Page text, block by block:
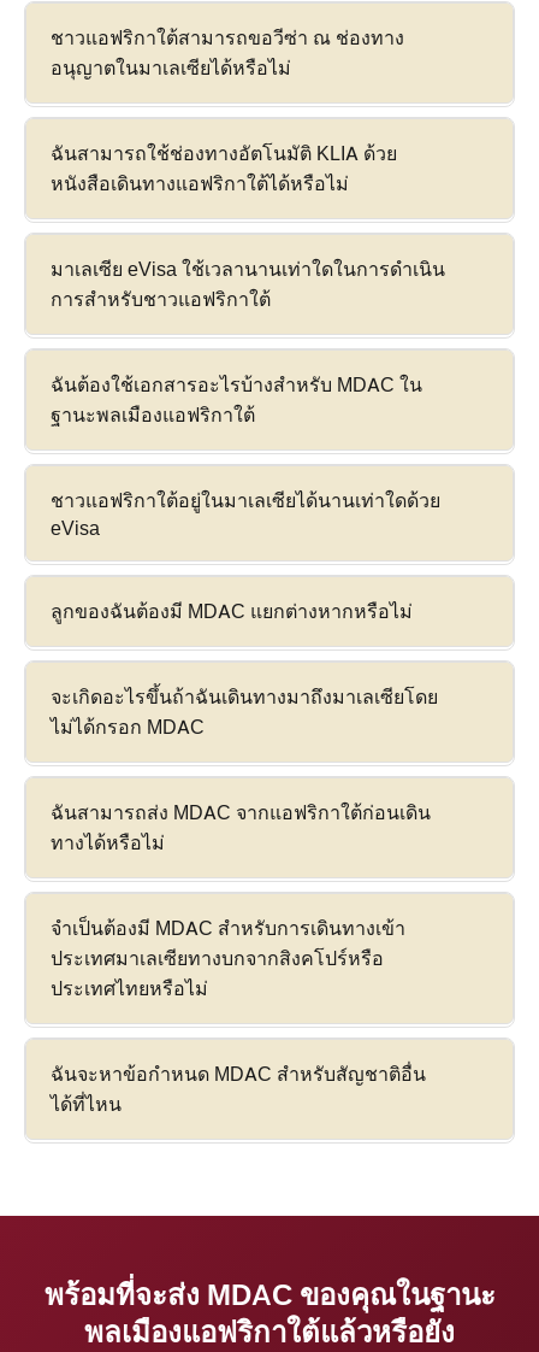
ชาวแอฟริกาใต้สามารถขอวีซ่า ณ ช่องทาง
อนุญาตในมาเลเซียได้หรือไม่
ฉันสามารถใช้ช่องทางอัตโนมัติ KLIA ด้วย
หนังสือเดินทางแอฟริกาใต้ได้หรือไม่
มาเลเซีย eVisa ใช้เวลานานเท่าใดในการดำเนิน
การสำหรับชาวแอฟริกาใต้
ฉันต้องใช้เอกสารอะไรบ้างสำหรับ MDAC ใน
ฐานะพลเมืองแอฟริกาใต้
ชาวแอฟริกาใต้อยู่ในมาเลเซียได้นานเท่าใดด้วย
eVisa
ลูกของฉันต้องมี MDAC แยกต่างหากหรือไม่
จะเกิดอะไรขึ้นถ้าฉันเดินทางมาถึงมาเลเซียโดย
ไม่ได้กรอก MDAC
ฉันสามารถส่ง MDAC จากแอฟริกาใต้ก่อนเดิน
ทางได้หรือไม่
จำเป็นต้องมี MDAC สำหรับการเดินทางเข้า
ประเทศมาเลเซียทางบกจากสิงคโปร์หรือ
ประเทศไทยหรือไม่
ฉันจะหาข้อกำหนด MDAC สำหรับสัญชาติอื่น
ได้ที่ไหน
พร้อมที่จะส่ง MDAC ของคุณในฐานะ
พลเมืองแอฟริกาใต้แล้วหรือยัง